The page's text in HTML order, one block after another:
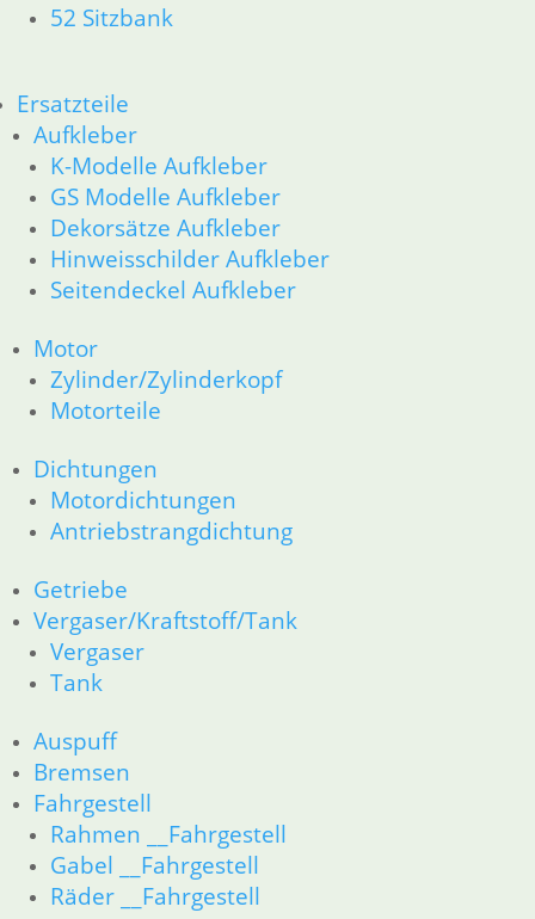
52 Sitzbank
Ersatzteile
Aufkleber
K-Modelle Aufkleber
GS Modelle Aufkleber
Dekorsätze Aufkleber
Hinweisschilder Aufkleber
Seitendeckel Aufkleber
Motor
Zylinder/Zylinderkopf
Motorteile
Dichtungen
Motordichtungen
Antriebstrangdichtung
Getriebe
Vergaser/Kraftstoff/Tank
Vergaser
Tank
Auspuff
Bremsen
Fahrgestell
Rahmen __Fahrgestell
Gabel __Fahrgestell
Räder __Fahrgestell
18 Auspuff
31 Telegabel
26 Kardanwelle
32 Lenkung
33 Antrieb
36 Räder
34 Bremsen
46 Rahmen & Verkleidung
51 Spiegel & Schlösser __PDR80Basic
61 Fahrzeugelektrik
62 Instrumente
63 Scheinwerfer
11 Motor
Dichtungen
Zylinderkopf
Kolben/Kolbenringe
12 Motorelektrik
16 Tank
18 Auspuff
13 Vergaser
21 Kupplung
26 Kardanwelle
31 Telegabel
32 Lenkung
33 Antrieb
34 Bremsen
36 Räder
46 Rahmen & Verkleidung